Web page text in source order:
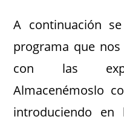
A continuación
programa que
con las
Almacenémoslo
introduciendo